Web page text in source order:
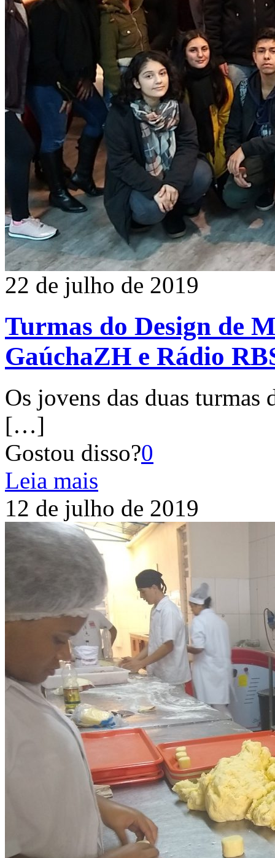
22 de julho de 2019
Turmas do Design de
GaúchaZH e Rádio
Os jovens das duas
[…]
Gostou disso?0
Leia mais
12 de julho de 2019